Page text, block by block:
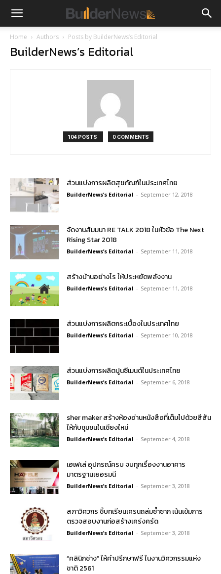
Home Authors Posts by BuilderNews’s Editorial
BuilderNews’s Editorial
104 POSTS 0 COMMENTS
ส่วนแบ่งการผลิตสุขภัณฑ์ในประเทศไทย
BuilderNews’s Editorial - September 12, 2018
จัดงานสัมมนา RE TALK 2018 ในหัวข้อ The Next
Rising Star 2018
BuilderNews’s Editorial - September 11, 2018
สร้างบ้านอย่างไร ให้ประหยัดพลังงาน
BuilderNews’s Editorial - September 11, 2018
ส่วนแบ่งการผลิตกระเบื้องในประเทศไทย
BuilderNews’s Editorial - September 10, 2018
ส่วนแบ่งการผลิตปูนซีเมนต์ในประเทศไทย
BuilderNews’s Editorial - September 6, 2018
sher maker สร้างห้องอ่านหนังสือที่เต็มไปด้วยสีสัน
ให้กับชุมชนในเชียงใหม่
BuilderNews’s Editorial - September 4, 2018
เฮเฟเล่ อุปกรณ์ครบ จบทุกเรื่องงานอาคาร
มาตรฐานเยอรมนี
BuilderNews’s Editorial - September 3, 2018
สภาวิศวกร ชิ้บทเรียนเครนถล่มซ้ำซาก เน้นเข้มการ
ตรวจสอบงานก่อสร้างเคร่งครัด
BuilderNews’s Editorial - September 3, 2018
“คลินิกช่าง” ให้คำปรึกษาฟรี ในงานวิศวกรรมแห่ง
ชาติ 2561